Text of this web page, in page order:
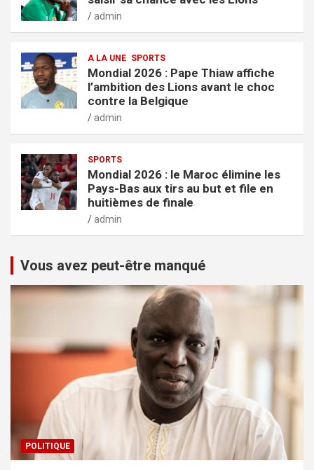
admin
A LA UNE SPORTS
Mondial 2026 : Pape Thiaw affiche
l’ambition des Lions avant le choc
contre la Belgique
admin
SPORTS
Mondial 2026 : le Maroc élimine les
Pays-Bas aux tirs au but et file en
huitièmes de finale
admin
Vous avez peut-être manqué
POLITIQUE